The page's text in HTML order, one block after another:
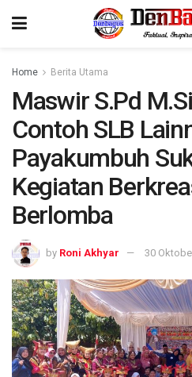
Home Berita Utama
Maswir S.Pd
Contoh SLB
Payakumbuh
Kegiatan
Berlomba
by Roni Akhyar 30